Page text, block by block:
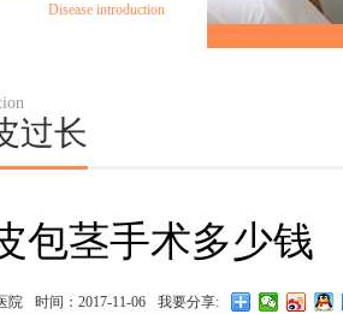
Disease introduction
过长
包茎手术多少钱
院 时间：2017-11-06 我要分享: